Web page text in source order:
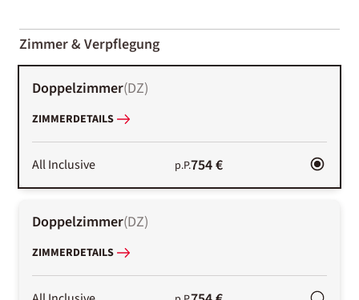
01-02
Zimmer & Verpflegung
Doppelzimmer(DZ)
ZIMMERDETAILS
All Inclusive p.P.754 €
Doppelzimmer(DZ)
ZIMMERDETAILS